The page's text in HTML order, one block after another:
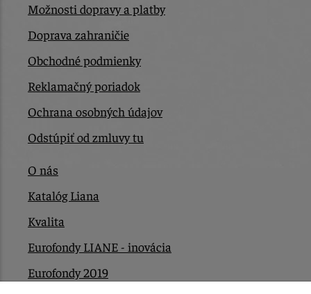
Možnosti dopravy a platby
Doprava zahraničie
Obchodné podmienky
Reklamačný poriadok
Ochrana osobných údajov
Odstúpiť od zmluvy tu
O nás
Katalóg Liana
Kvalita
Eurofondy LIANE - inovácia
Eurofondy 2019